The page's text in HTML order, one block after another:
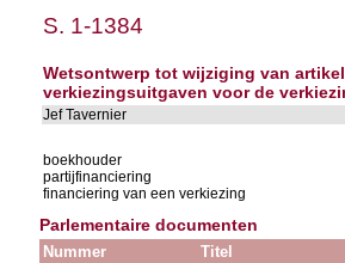
S. 1-1384
Wetsontwerp tot wijziging van
verkiezingsuitgaven voor de
Jef Tavernier
boekhouder
partijfinanciering
financiering van een verkiezing
Parlementaire documenten
Nummer Titel